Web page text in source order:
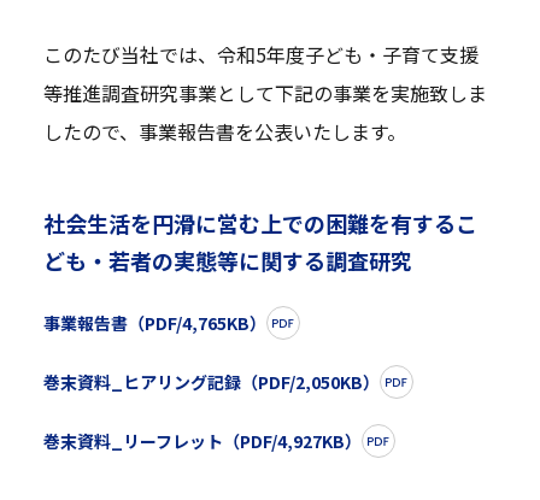
このたび当社では、令和5年度子ども・子育て支援
等推進調査研究事業として下記の事業を実施致しま
したので、事業報告書を公表いたします。
社会生活を円滑に営む上での困難を有するこ
ども・若者の実態等に関する調査研究
事業報告書（PDF/4,765KB）
巻末資料_ヒアリング記録（PDF/2,050KB）
巻末資料_リーフレット（PDF/4,927KB）